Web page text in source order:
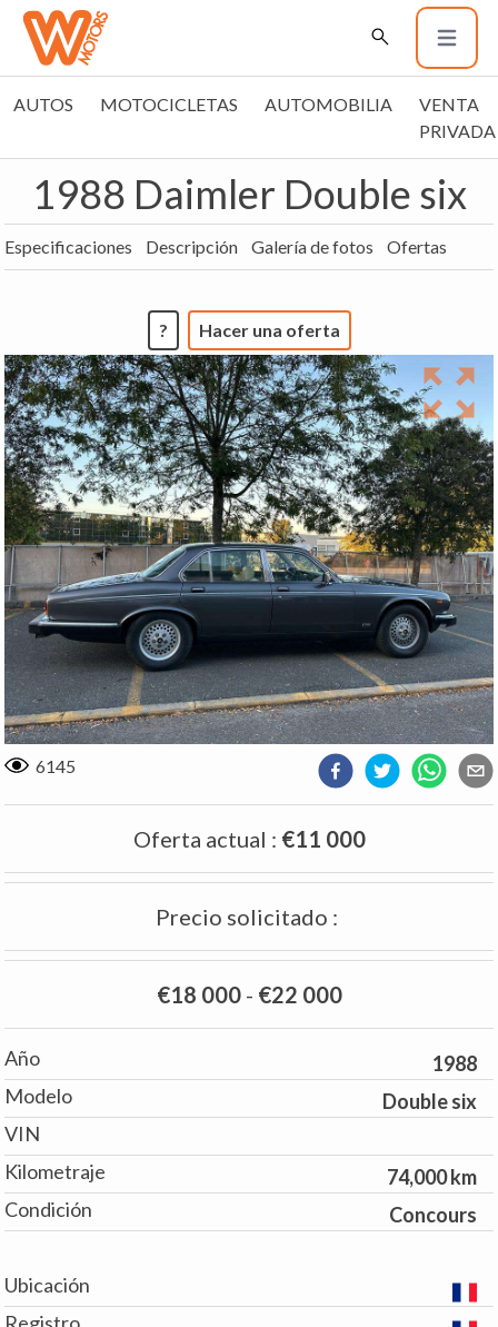
AUTOS MOTOCICLETAS AUTOMOBILIA
VENTA
PRIVADA
1988 Daimler Double six
Especificaciones Descripción Galería de fotos Ofertas
? Hacer una oferta
6145
Oferta actual : €11 000
Precio solicitado :
€18 000- €22 000
Año
1988
Modelo
Double six
VIN
Kilometraje
74,000 km
Condición
Concours
Ubicación